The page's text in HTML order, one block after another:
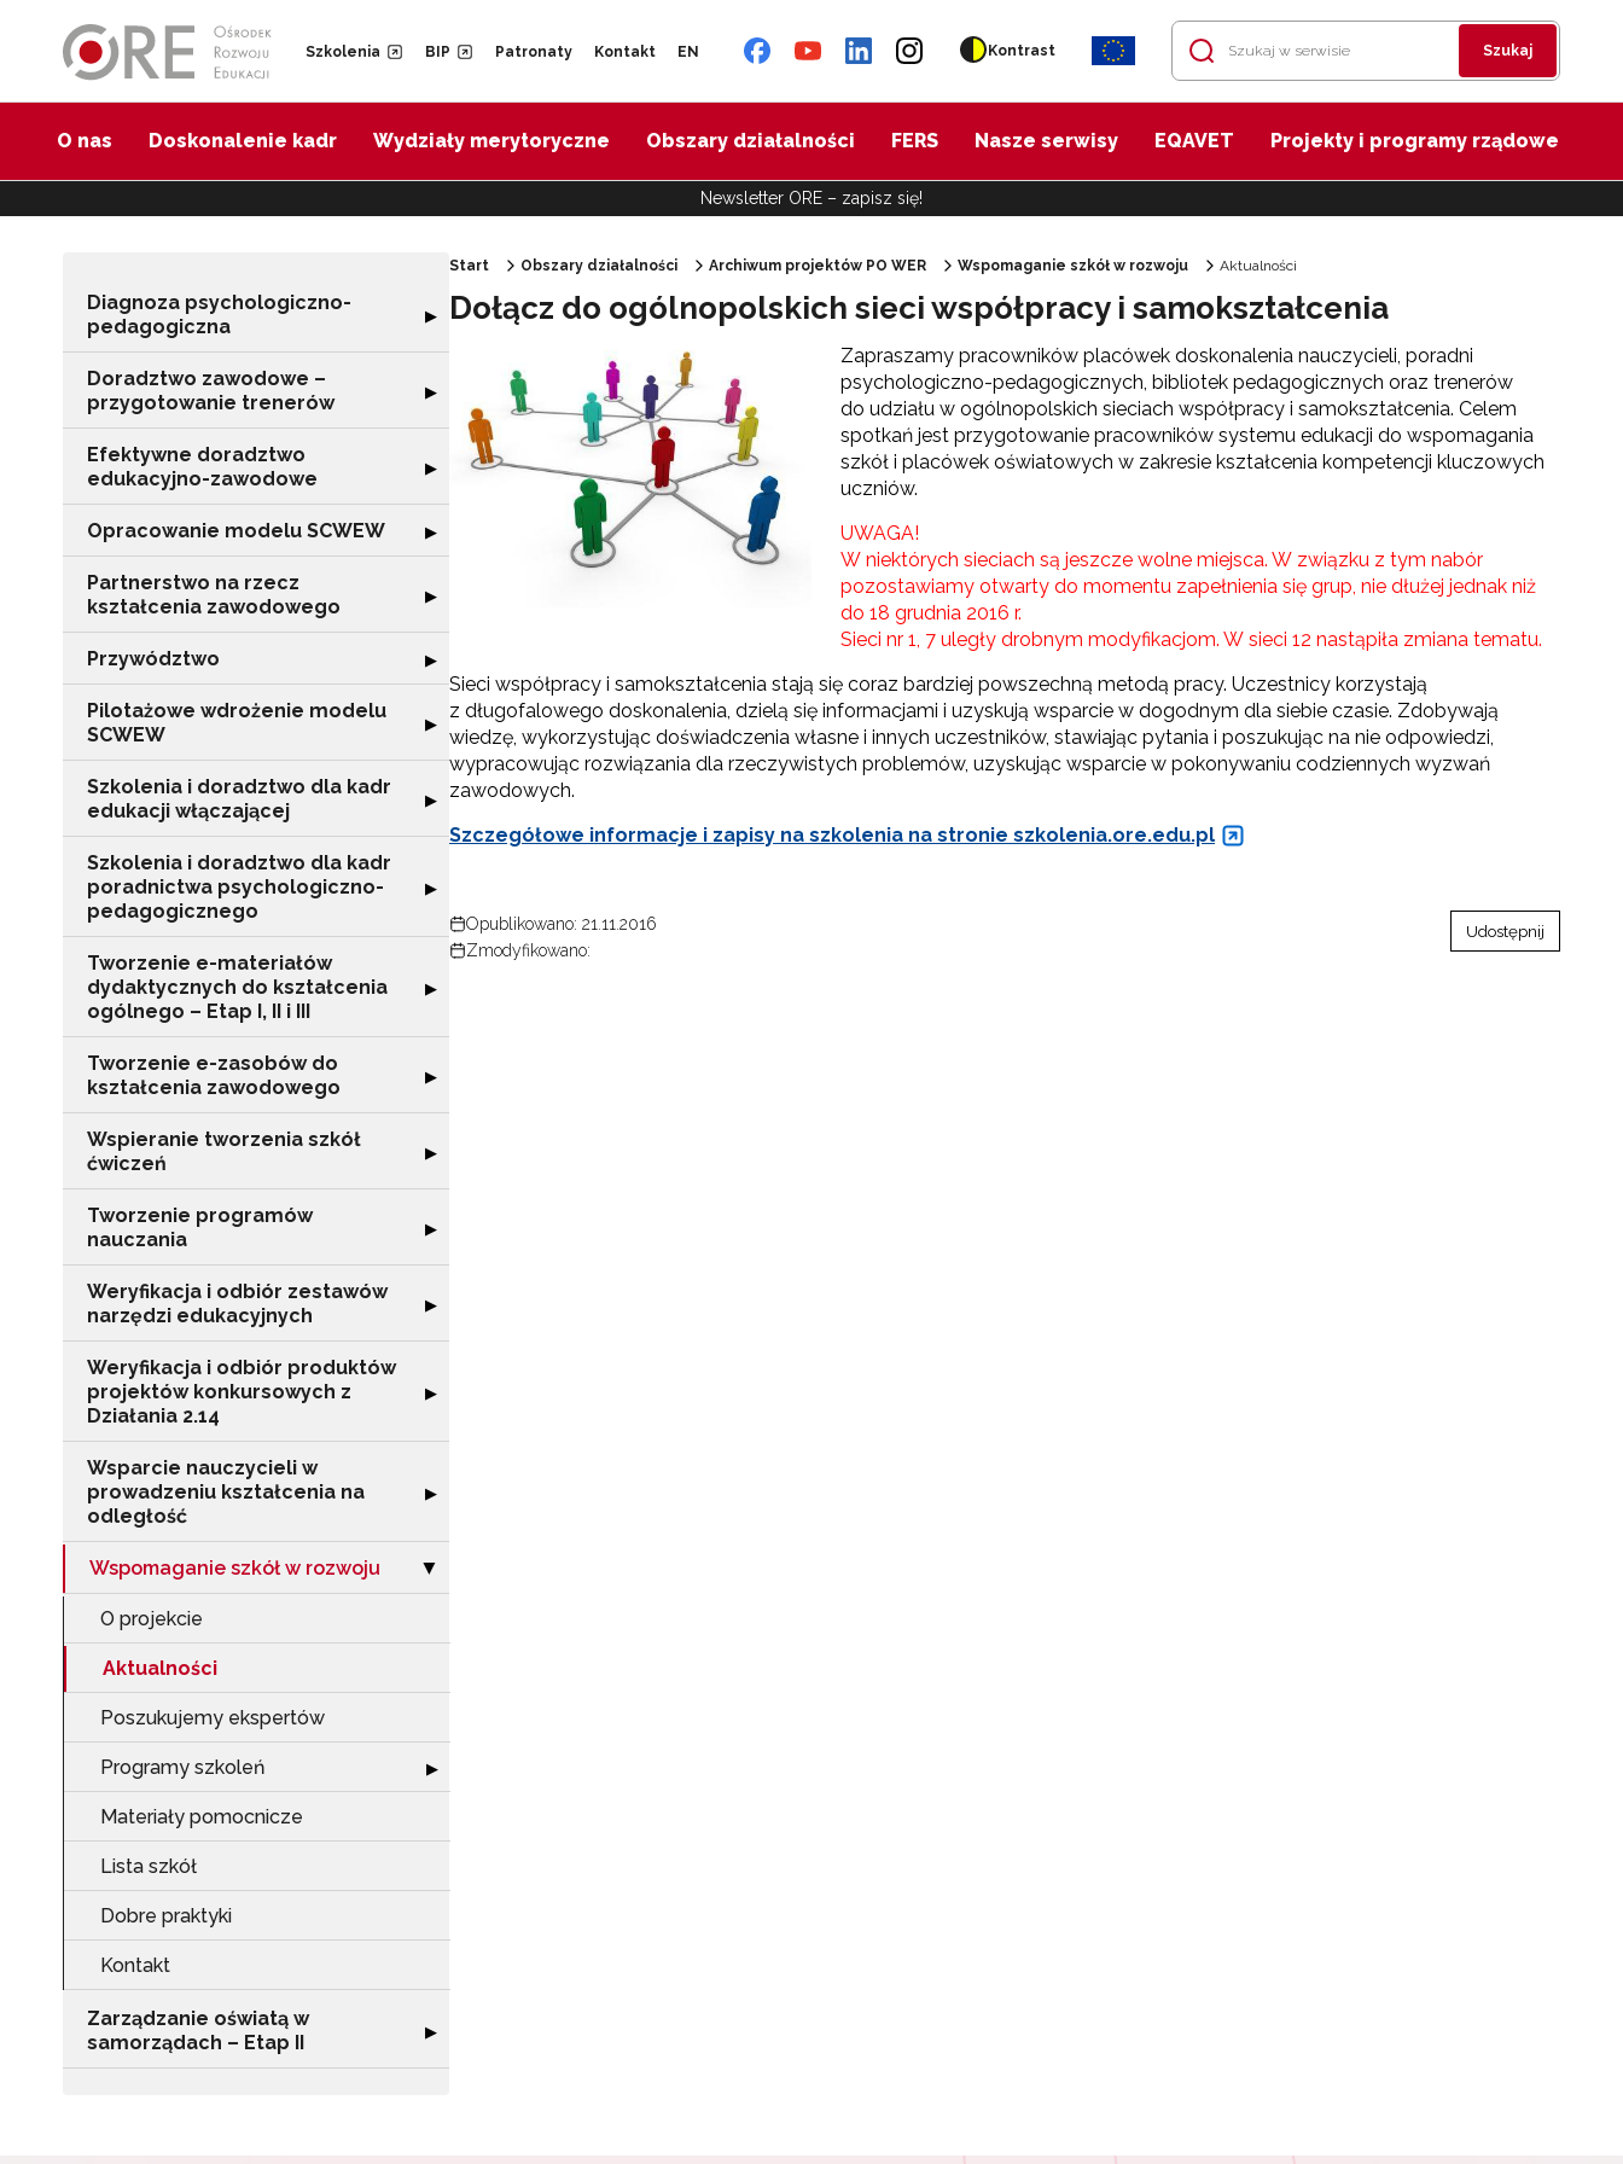
Szkolenia BIP Patronaty Kontakt EN Kontrast Szukaj
O nas Doskonalenie kadr Wydziały merytoryczne Obszary działalności FERS Nasze serwisy EQAVET Projekty i programy rządowe
Newsletter ORE – zapisz się!
Diagnoza psychologiczno-
pedagogiczna
Rozwiń sekcję "Diagnoza psychologiczno-pedagogiczna"
▶
Doradztwo zawodowe –
przygotowanie trenerów
Rozwiń sekcję "Doradztwo zawodowe – przygotowanie trenerów"
▶
Efektywne doradztwo
edukacyjno-zawodowe
Rozwiń sekcję "Efektywne doradztwo edukacyjno-zawodowe"
▶
Opracowanie modelu SCWEW Rozwiń sekcję "Opracowanie modelu SCWEW"
▶
Partnerstwo na rzecz
kształcenia zawodowego
Rozwiń sekcję "Partnerstwo na rzecz kształcenia zawodowego"
▶
Przywództwo Rozwiń sekcję "Przywództwo"
▶
Pilotażowe wdrożenie modelu
SCWEW
Rozwiń sekcję "Pilotażowe wdrożenie modelu SCWEW"
▶
Szkolenia i doradztwo dla kadr
edukacji włączającej
Rozwiń sekcję "Szkolenia i doradztwo dla kadr edukacji włączającej"
▶
Szkolenia i doradztwo dla kadr
poradnictwa psychologiczno-
pedagogicznego
Rozwiń sekcję "Szkolenia i doradztwo dla kadr poradnictwa psychologiczno-pedagogicznego"
▶
Tworzenie e-materiałów
dydaktycznych do kształcenia
ogólnego – Etap I, II i III
Rozwiń sekcję "Tworzenie e-materiałów dydaktycznych do kształcenia ogólnego – Etap I, II i III"
▶
Tworzenie e-zasobów do
kształcenia zawodowego
Rozwiń sekcję "Tworzenie e-zasobów do kształcenia zawodowego"
▶
Wspieranie tworzenia szkół
ćwiczeń
Rozwiń sekcję "Wspieranie tworzenia szkół ćwiczeń"
▶
Tworzenie programów
nauczania
Rozwiń sekcję "Tworzenie programów nauczania"
▶
Weryfikacja i odbiór zestawów
narzędzi edukacyjnych
Rozwiń sekcję "Weryfikacja i odbiór zestawów narzędzi edukacyjnych"
▶
Weryfikacja i odbiór produktów
projektów konkursowych z
Działania 2.14
Rozwiń sekcję "Weryfikacja i odbiór produktów projektów konkursowych z Działania 2.14"
▶
Wsparcie nauczycieli w
prowadzeniu kształcenia na
odległość
Rozwiń sekcję "Wsparcie nauczycieli w prowadzeniu kształcenia na odległość"
▶
Wspomaganie szkół w rozwoju Zwiń sekcję "Wspomaganie szkół w rozwoju"
▶
O projekcie
Aktualności
Poszukujemy ekspertów
Programy szkoleń Rozwiń sekcję "Programy szkoleń"
▶
Materiały pomocnicze
Lista szkół
Dobre praktyki
Kontakt
Zarządzanie oświatą w
samorządach – Etap II
Rozwiń sekcję "Zarządzanie oświatą w samorządach – Etap II"
▶
Start Obszary działalności Archiwum projektów PO WER Wspomaganie szkół w rozwoju Aktualności
Dołącz do ogólnopolskich sieci współpracy i samokształcenia
Zapraszamy pracowników placówek doskonalenia nauczycieli, poradni
psychologiczno-pedagogicznych, bibliotek pedagogicznych oraz trenerów
do udziału w ogólnopolskich sieciach współpracy i samokształcenia. Celem
spotkań jest przygotowanie pracowników systemu edukacji do wspomagania
szkół i placówek oświatowych w zakresie kształcenia kompetencji kluczowych
uczniów.
UWAGA!
W niektórych sieciach są jeszcze wolne miejsca. W związku z tym nabór
pozostawiamy otwarty do momentu zapełnienia się grup, nie dłużej jednak niż
do 18 grudnia 2016 r.
Sieci nr 1, 7 uległy drobnym modyfikacjom. W sieci 12 nastąpiła zmiana tematu.
Sieci współpracy i samokształcenia stają się coraz bardziej powszechną metodą pracy. Uczestnicy korzystają
z długofalowego doskonalenia, dzielą się informacjami i uzyskują wsparcie w dogodnym dla siebie czasie. Zdobywają
wiedzę, wykorzystując doświadczenia własne i innych uczestników, stawiając pytania i poszukując na nie odpowiedzi,
wypracowując rozwiązania dla rzeczywistych problemów, uzyskując wsparcie w pokonywaniu codziennych wyzwań
zawodowych.
Szczegółowe informacje i zapisy na szkolenia na stronie szkolenia.ore.edu.pl
Opublikowano: 21.11.2016
Zmodyfikowano:
Udostępnij